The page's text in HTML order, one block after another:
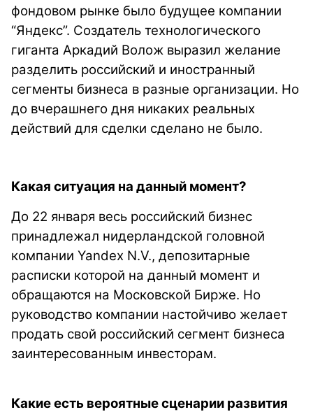
фондовом рынке было будущее компании
“Яндекс”. Создатель технологического
гиганта Аркадий Волож выразил желание
разделить российский и иностранный
сегменты бизнеса в разные организации. Но
до вчерашнего дня никаких реальных
действий для сделки сделано не было.
Какая ситуация на данный момент?
До 22 января весь российский бизнес
принадлежал нидерландской головной
компании Yandex N.V., депозитарные
расписки которой на данный момент и
обращаются на Московской Бирже. Но
руководство компании настойчиво желает
продать свой российский сегмент бизнеса
заинтересованным инвесторам.
Какие есть вероятные сценарии развития